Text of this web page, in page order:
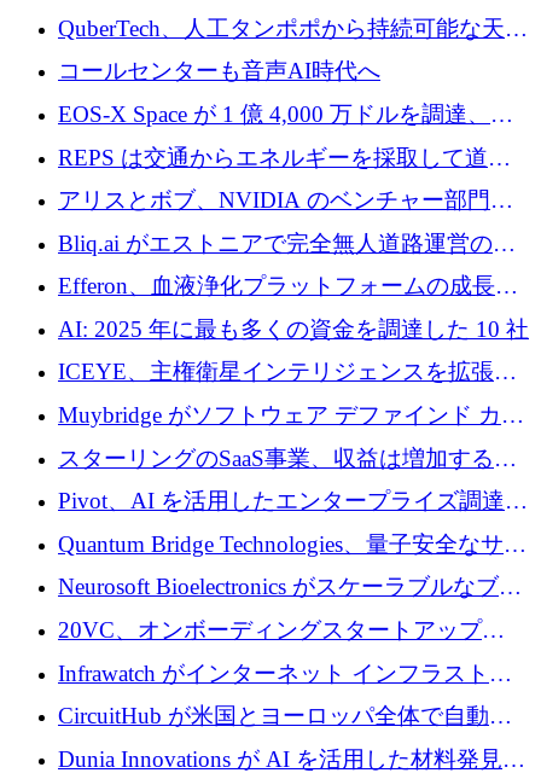
る: イノベーション リーダーが Nexus
Luxembourg 2026 に集まる理由
QuberTech、人工タンポポから持続可能な天然
ゴムを開発するために 340 万ポンドを調達
コールセンターも音声AI時代へ
EOS-X Space が 1 億 4,000 万ドルを調達、
Mistral が Emmi AI を買収、Bliq がエストニア
での完全無人道路運営を承認
REPS は交通からエネルギーを採取して道路
を発電所に変えるために 2,360 万ドルを調達
アリスとボブ、NVIDIA のベンチャー部門か
らの投資でシリーズ B を拡大
Bliq.ai がエストニアで完全無人道路運営の承
認を獲得
Efferon、血液浄化プラットフォームの成長に
250万ユーロを確保
AI: 2025 年に最も多くの資金を調達した 10 社
ICEYE、主権衛星インテリジェンスを拡張す
るために 3 億ユーロの信用枠を確保
Muybridge がソフトウェア デファインド カメ
ラ テクノロジーを拡張するためにシリーズ A
で 1,600 万ドルを調達
スターリングのSaaS事業、収益は増加するも
グループ利益は減少
Pivot、AI を活用したエンタープライズ調達プ
ラットフォームを拡大するために 4,000 万ド
ルを調達
Quantum Bridge Technologies、量子安全なサイ
バーセキュリティ インフラストラクチャの拡
Neurosoft Bioelectronics がスケーラブルなブレ
イン コンピューター インターフェイスのため
に 750 万ドルを調達
20VC、オンボーディングスタートアップ
Prelude へのシリーズ A 投資で 2,000 万ドルを
Infrawatch がインターネット インフラストラ
クチャ インテリジェンス向けに 300 万ドルの
プレシードを確保
CircuitHub が米国とヨーロッパ全体で自動電
子機器製造を拡大するために 2,800 万ドルを
Dunia Innovations が AI を活用した材料発見を